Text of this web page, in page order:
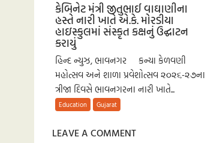
કેબિનેટ મંત્રી જીતુભાઈ વાઘાણીના
હસ્તે નારી ખાતે એ.કે. મોરડીયા
હાઇસ્કુલમાં સંસ્કૃત કક્ષનું ઉદ્ઘાટન
કરાયું
હિન્દ ન્યુઝ, ભાવનગર કન્યા કેળવણી
મહોત્સવ અને શાળા પ્રવેશોત્સવ ૨૦૨૬-૨૭ના
ત્રીજા દિવસે ભાવનગરના નારી ખાતે...
Education Gujarat
LEAVE A COMMENT